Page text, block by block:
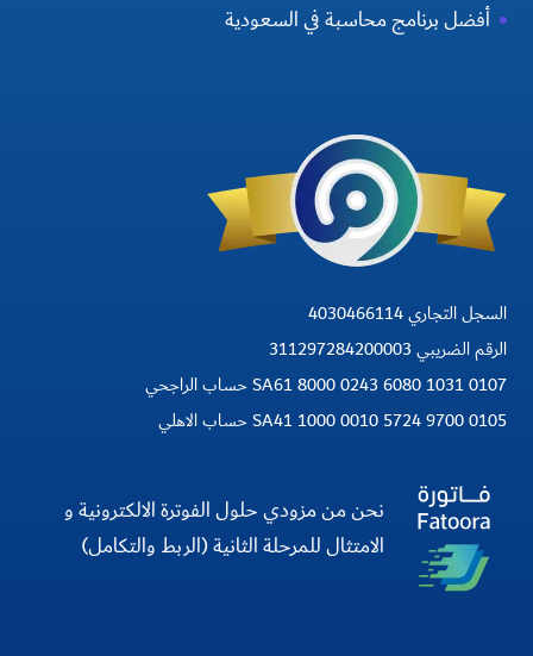
أفضل برنامج محاسبة في السعودية
السجل التجاري 4030466114
الرقم الضريبي 311297284200003
SA61 8000 0243 6080 1031 0107 حساب الراجحي
SA41 1000 0010 5724 9700 0105 حساب الاهلي
نحن من مزودي حلول الفوترة الالكترونية و
الامتثال للمرحلة الثانية (الربط والتكامل)